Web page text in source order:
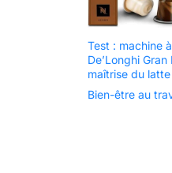
Test : machine
De’Longhi
maîtrise du latte
Bien-être au